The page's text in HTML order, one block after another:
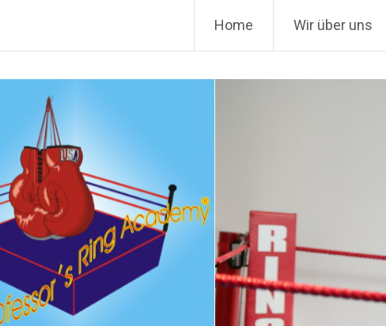
springen
Fitnessboxen Box-Workout
Home Wir über uns